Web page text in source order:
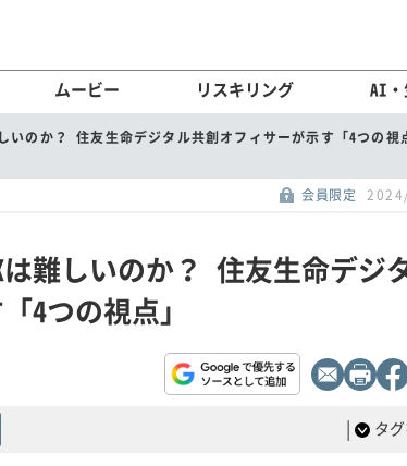
ムービー リスキリング AI
いのか？ 住友生命デジタル共創オフィサーが示す「4つの視
会員限定
は難しいのか？ 住友生命デジ
4つの視点」
| タ